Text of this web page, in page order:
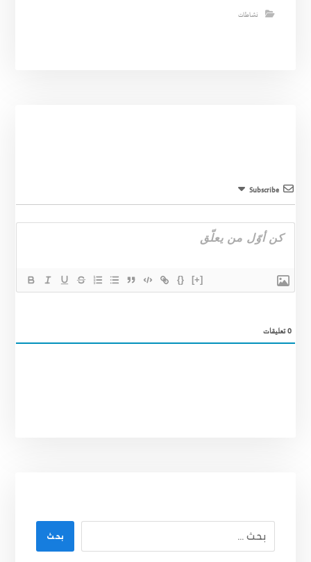
نشاطات
Subscribe
{} [+]
0تعليقات
بحث